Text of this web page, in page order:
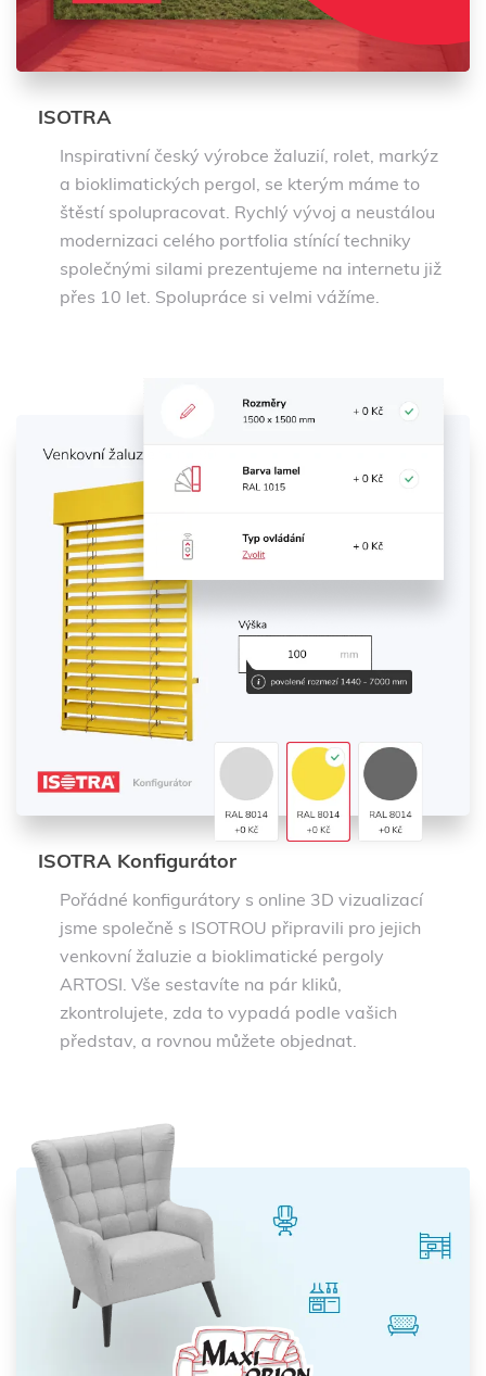
ISOTRA
Inspirativní český výrobce žaluzií, rolet, markýz
a bioklimatických pergol, se kterým máme to
štěstí spolupracovat. Rychlý vývoj a neustálou
modernizaci celého portfolia stínící techniky
společnými silami prezentujeme na internetu již
přes 10 let. Spolupráce si velmi vážíme.
ISOTRA Konfigurátor
Pořádné konfigurátory s online 3D vizualizací
jsme společně s ISOTROU připravili pro jejich
venkovní žaluzie a bioklimatické pergoly
ARTOSI. Vše sestavíte na pár kliků,
zkontrolujete, zda to vypadá podle vašich
představ, a rovnou můžete objednat.